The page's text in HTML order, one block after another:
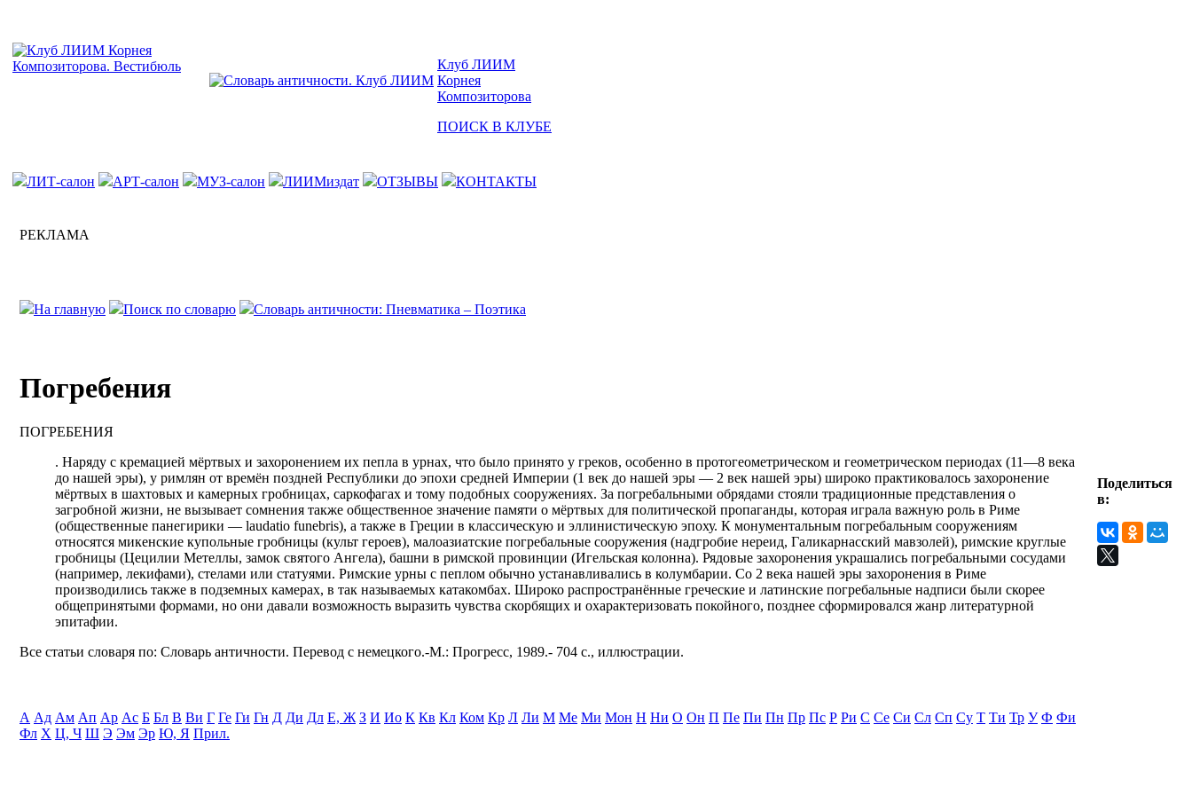
Клуб ЛИИМ
Корнея
Композиторова
ПОИСК В КЛУБЕ
ЛИТ-салон АРТ-салон МУЗ-салон ЛИИМиздат ОТЗЫВЫ КОНТАКТЫ
РЕКЛАМА
На главную Поиск по словарю Словарь античности: Пневматика – Поэтика
Погребения
ПОГРЕБЕНИЯ
. Наряду с кремацией мёртвых и захоронением их пепла в урнах, что было принято у греков, особенно в протогеометрическом и геометрическом периодах (11—8 века
до нашей эры), у римлян от времён поздней Республики до эпохи средней Империи (1 век до нашей эры — 2 век нашей эры) широко практиковалось захоронение
мёртвых в шахтовых и камерных гробницах, саркофагах и тому подобных сооружениях. За погребальными обрядами стояли традиционные представления о
загробной жизни, не вызывает сомнения также общественное значение памяти о мёртвых для политической пропаганды, которая играла важную роль в Риме
(общественные панегирики — laudatio funebris), а также в Греции в классическую и эллинистическую эпоху. К монументальным погребальным сооружениям
относятся микенские купольные гробницы (культ героев), малоазиатские погребальные сооружения (надгробие нереид, Галикарнасский мавзолей), римские круглые
гробницы (Цецилии Метеллы, замок святого Ангела), башни в римской провинции (Игельская колонна). Рядовые захоронения украшались погребальными сосудами
(например, лекифами), стелами или статуями. Римские урны с пеплом обычно устанавливались в колумбарии. Со 2 века нашей эры захоронения в Риме
производились также в подземных камерах, в так называемых катакомбах. Широко распространённые греческие и латинские погребальные надписи были скорее
общепринятыми формами, но они давали возможность выразить чувства скорбящих и охарактеризовать покойного, позднее сформировался жанр литературной
эпитафии.
Все статьи словаря по: Словарь античности. Перевод с немецкого.-М.: Прогресс, 1989.- 704 с., иллюстрации.
А Ад Ам Ап Ар Ас Б Бл В Ви Г Ге Ги Гн Д Ди Дл Е, Ж З И Ио К Кв Кл Ком Кр Л Ли М Ме Ми Мон Н Ни О Он П Пе Пи Пн Пр Пс Р Ри С Се Си Сл Сп Су Т Ти Тр У Ф Фи
Фл Х Ц, Ч Ш Э Эм Эр Ю, Я Прил.
Поделиться
в: